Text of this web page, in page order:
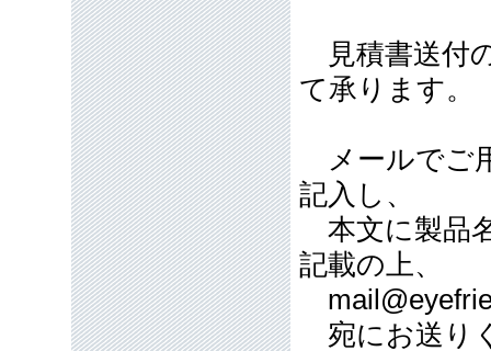
見積書送付
て承ります。
メールでご
記入し、
本文に製品
記載の上、
宛にお送り